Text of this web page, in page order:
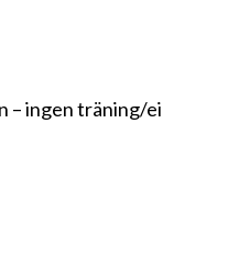
– ingen träning/ei